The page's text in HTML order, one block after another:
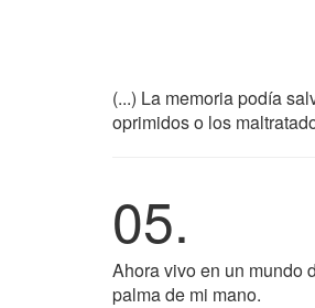
(...) La memoria podía
oprimidos o los
05.
Ahora vivo en un mundo
palma de mi mano.